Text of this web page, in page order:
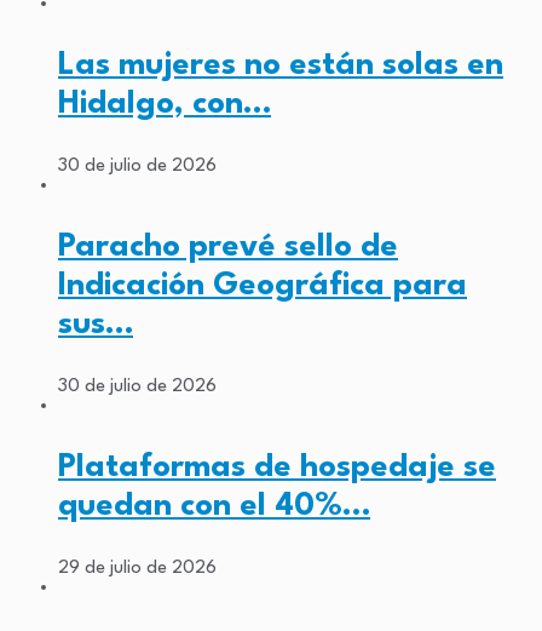
Las mujeres no están solas en
Hidalgo, con…
30 de julio de 2026
Paracho prevé sello de
Indicación Geográfica para
sus…
30 de julio de 2026
Plataformas de hospedaje se
quedan con el 40%…
29 de julio de 2026